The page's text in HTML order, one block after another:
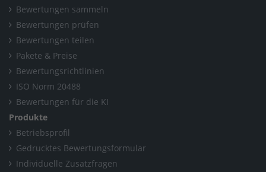
Bewertungen sammeln
Bewertungen prüfen
Bewertungen teilen
Pakete & Preise
Bewertungsrichtlinien
ISO Norm 20488
Bewertungen für die KI
Produkte
Betriebsprofil
Gedrucktes Bewertungsformular
Individuelle Zusatzfragen